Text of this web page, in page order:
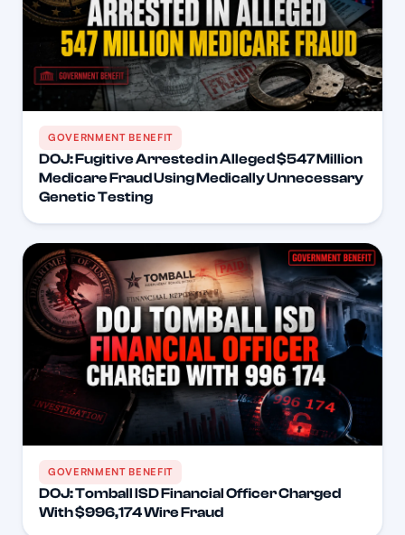
GOVERNMENT BENEFIT
DOJ: Fugitive Arrested in Alleged $547 Million
Medicare Fraud Using Medically Unnecessary
Genetic Testing
GOVERNMENT BENEFIT
DOJ: Tomball ISD Financial Officer Charged
With $996,174 Wire Fraud